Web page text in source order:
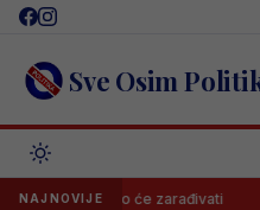
Skip
content Sve Osim
NAJNOVIJE
koliko će zarađivati